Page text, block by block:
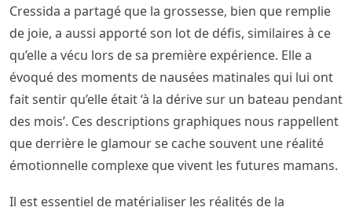
Cressida a partagé que la grossesse, bien que remplie
de joie, a aussi apporté son lot de défis, similaires à ce
qu’elle a vécu lors de sa première expérience. Elle a
évoqué des moments de nausées matinales qui lui ont
fait sentir qu’elle était ‘à la dérive sur un bateau pendant
des mois’. Ces descriptions graphiques nous rappellent
que derrière le glamour se cache souvent une réalité
émotionnelle complexe que vivent les futures mamans.
Il est essentiel de matérialiser les réalités de la